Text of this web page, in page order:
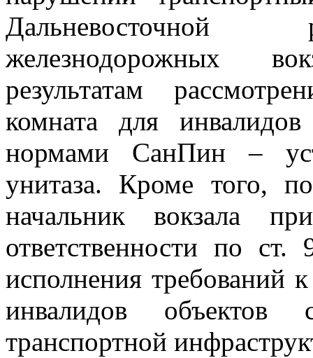
Дальневосточной
железнодорожных
результатам
комната для
нормами СанПин –
унитаза. Кроме того,
начальник вокзала
ответственности по
исполнения требований
инвалидов объектов
транспортной